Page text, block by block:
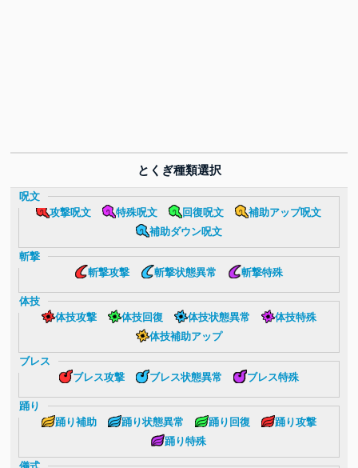
とくぎ種類選択
呪文
攻撃呪文
特殊呪文 回復呪文
補助アップ呪文
補助ダウン呪文
斬撃
斬撃攻撃
斬撃状態異常 斬撃特殊
体技
体技攻撃
体技回復 体技状態異常
体技特殊
体技補助アップ
ブレス
ブレス攻撃
ブレス状態異常 ブレス特殊
踊り
踊り補助
踊り状態異常 踊り回復
踊り攻撃
踊り特殊